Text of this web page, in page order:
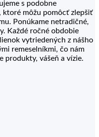
s podobne
ktoré môžu pomôcť zlepšiť
Ponúkame netradičné,
Každé ročné obdobie
vytriedených z nášho
remeselníkmi, čo nám
produkty, vášeň a vízie.